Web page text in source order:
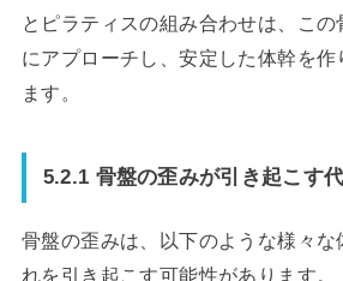
とピラティスの組み合わせは、こ
にアプローチし、安定した体幹を作
ます。
5.2.1 骨盤の歪みが引き起こす
骨盤の歪みは、以下のような様々
れを引き起こす可能性があります。